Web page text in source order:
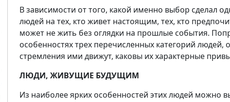
В зависимости от того, какой именно выбор сделал
людей на тех, кто живет настоящим, тех, кто
может не жить без оглядки на прошлые события.
особенностях трех перечисленных категорий людей,
стремления ими движут, каковы их характерные
ЛЮДИ, ЖИВУЩИЕ БУДУЩИМ
Из наиболее ярких особенностей этих людей можно